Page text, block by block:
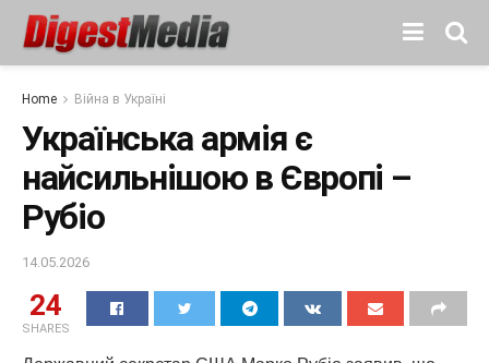
Home Війна в Україні
Українська армія є
найсильнішою в Європі –
Рубіо
14.05.2026
24
SHARES